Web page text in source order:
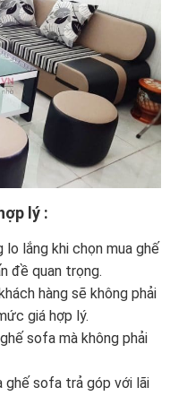
lý :
lo lắng khi chọn mua ghế
đề quan trọng.
hàng sẽ không phải
giá hợp lý.
sofa mà không phải
ghế sofa trả góp với lãi